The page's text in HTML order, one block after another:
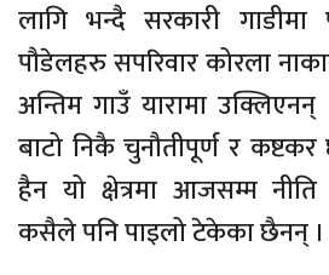
लागि भन्दै सरकारी गाडीमा
पौडेलहरु सपरिवार कोरला
अन्तिम गाउँ यारामा
बाटो निकै चुनौतीपूर्ण र
हैन यो क्षेत्रमा आजसम्म नीति
कसैले पनि पाइलो टेकेका छैनन् ।